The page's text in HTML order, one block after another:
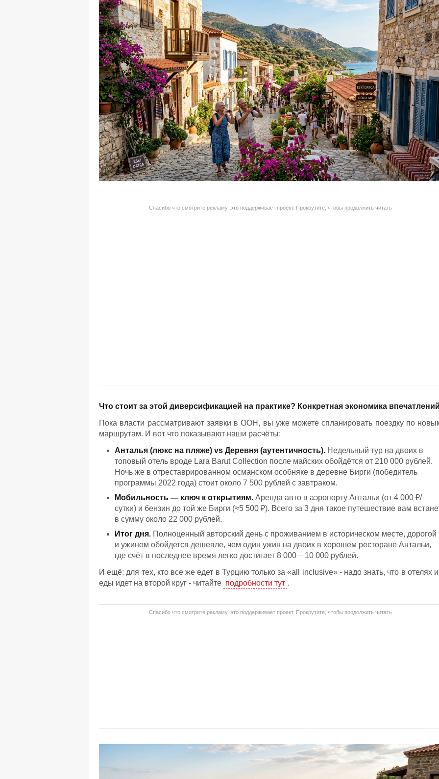
Спасибо что смотрите рекламу, это поддерживает проект. Прокрутите, чтобы продолжить читать
Что стоит за этой диверсификацией на практике? Конкретная экономика
Пока власти рассматривают заявки в ООН, вы уже можете спланировать поездку по
маршрутам. И вот что показывают наши расчёты:
Анталья (люкс на пляже) vs Деревня (аутентичность). Недельный тур на двоих в
топовый отель вроде Lara Barut Collection после майских обойдётся от 210 000 рублей.
Ночь же в отреставрированном османском особняке в деревне Бирги (победитель
программы 2022 года) стоит около 7 500 рублей с завтраком.
Мобильность — ключ к открытиям. Аренда авто в аэропорту Антальи (от 4 000 ₽/
сутки) и бензин до той же Бирги (≈5 500 ₽). Всего за 3 дня такое путешествие вам
в сумму около 22 000 рублей.
Итог дня. Полноценный авторский день с проживанием в историческом месте, дорогой
и ужином обойдется дешевле, чем один ужин на двоих в хорошем ресторане Антальи,
где счёт в последнее время легко достигает 8 000 – 10 000 рублей.
И ещё:для тех, кто все же едет в Турцию только за «all inclusive» - надо знать, что в отелях
еды идет на второй круг - читайте подробности тут .
Спасибо что смотрите рекламу, это поддерживает проект. Прокрутите, чтобы продолжить читать